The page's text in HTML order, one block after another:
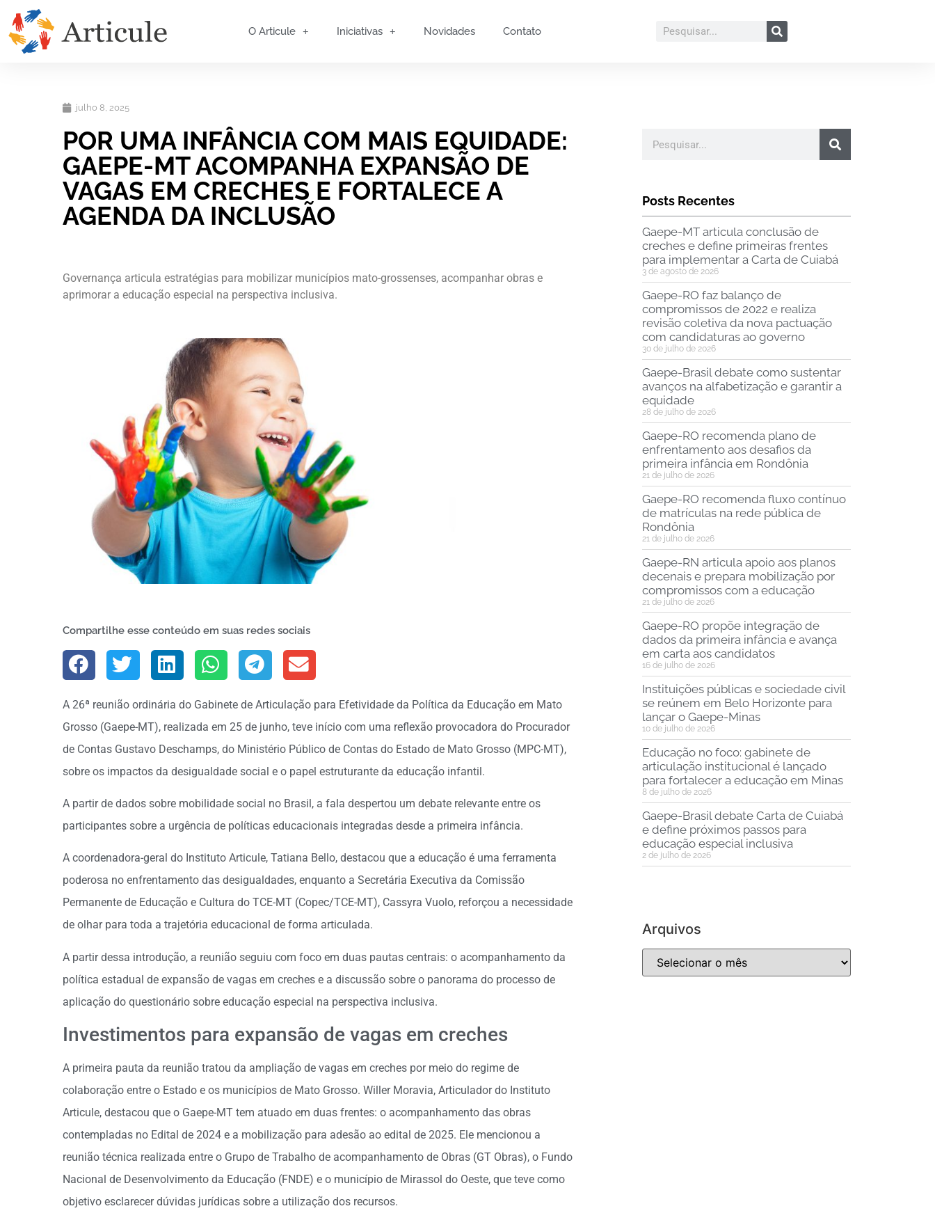
O Articule Iniciativas Novidades Contato
julho 8, 2025
POR UMA INFÂNCIA COM MAIS EQUIDADE:
GAEPE-MT ACOMPANHA EXPANSÃO DE
VAGAS EM CRECHES E FORTALECE A
AGENDA DA INCLUSÃO
Governança articula estratégias para mobilizar municípios mato-grossenses, acompanhar obras e
aprimorar a educação especial na perspectiva inclusiva.
Compartilhe esse conteúdo em suas redes sociais
A 26ª reunião ordinária do Gabinete de Articulação para Efetividade da Política da Educação em Mato
Grosso (Gaepe-MT), realizada em 25 de junho, teve início com uma reflexão provocadora do Procurador
de Contas Gustavo Deschamps, do Ministério Público de Contas do Estado de Mato Grosso (MPC-MT),
sobre os impactos da desigualdade social e o papel estruturante da educação infantil.
A partir de dados sobre mobilidade social no Brasil, a fala despertou um debate relevante entre os
participantes sobre a urgência de políticas educacionais integradas desde a primeira infância.
A coordenadora-geral do Instituto Articule, Tatiana Bello, destacou que a educação é uma ferramenta
poderosa no enfrentamento das desigualdades, enquanto a Secretária Executiva da Comissão
Permanente de Educação e Cultura do TCE-MT (Copec/TCE-MT), Cassyra Vuolo, reforçou a necessidade
de olhar para toda a trajetória educacional de forma articulada.
A partir dessa introdução, a reunião seguiu com foco em duas pautas centrais: o acompanhamento da
política estadual de expansão de vagas em creches e a discussão sobre o panorama do processo de
aplicação do questionário sobre educação especial na perspectiva inclusiva.
Investimentos para expansão de vagas em creches
A primeira pauta da reunião tratou da ampliação de vagas em creches por meio do regime de
colaboração entre o Estado e os municípios de Mato Grosso. Willer Moravia, Articulador do Instituto
Articule, destacou que o Gaepe-MT tem atuado em duas frentes: o acompanhamento das obras
contempladas no Edital de 2024 e a mobilização para adesão ao edital de 2025. Ele mencionou a
reunião técnica realizada entre o Grupo de Trabalho de acompanhamento de Obras (GT Obras), o Fundo
Nacional de Desenvolvimento da Educação (FNDE) e o município de Mirassol do Oeste, que teve como
objetivo esclarecer dúvidas jurídicas sobre a utilização dos recursos.
Posts Recentes
Gaepe-MT articula conclusão de
creches e define primeiras frentes
para implementar a Carta de Cuiabá
3 de agosto de 2026
Gaepe-RO faz balanço de
compromissos de 2022 e realiza
revisão coletiva da nova pactuação
com candidaturas ao governo
30 de julho de 2026
Gaepe-Brasil debate como sustentar
avanços na alfabetização e garantir a
equidade
28 de julho de 2026
Gaepe-RO recomenda plano de
enfrentamento aos desafios da
primeira infância em Rondônia
21 de julho de 2026
Gaepe-RO recomenda fluxo contínuo
de matrículas na rede pública de
Rondônia
21 de julho de 2026
Gaepe-RN articula apoio aos planos
decenais e prepara mobilização por
compromissos com a educação
21 de julho de 2026
Gaepe-RO propõe integração de
dados da primeira infância e avança
em carta aos candidatos
16 de julho de 2026
Instituições públicas e sociedade civil
se reúnem em Belo Horizonte para
lançar o Gaepe-Minas
10 de julho de 2026
Educação no foco: gabinete de
articulação institucional é lançado
para fortalecer a educação em Minas
8 de julho de 2026
Gaepe-Brasil debate Carta de Cuiabá
e define próximos passos para
educação especial inclusiva
2 de julho de 2026
Arquivos